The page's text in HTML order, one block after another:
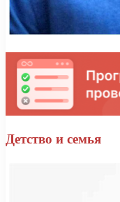
Детство и семья